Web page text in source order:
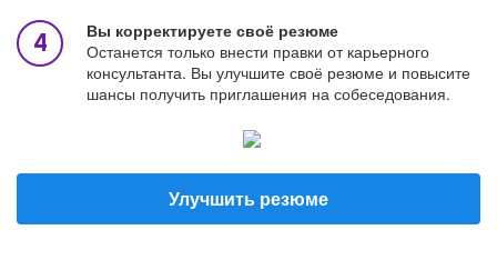
Вы корректируете своё резюме
Останется только внести правки от карьерного
консультанта. Вы улучшите своё резюме и повысите
шансы получить приглашения на собеседования.
Улучшить резюме